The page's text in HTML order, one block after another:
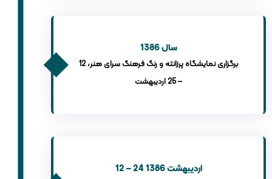
سال 1386
برگزاری نمایشگاه پرزانته و رنگ فرهنگ سرای هنر، 12
– 25 اردیبهشت
12 – 24 اردیبهشت 1386